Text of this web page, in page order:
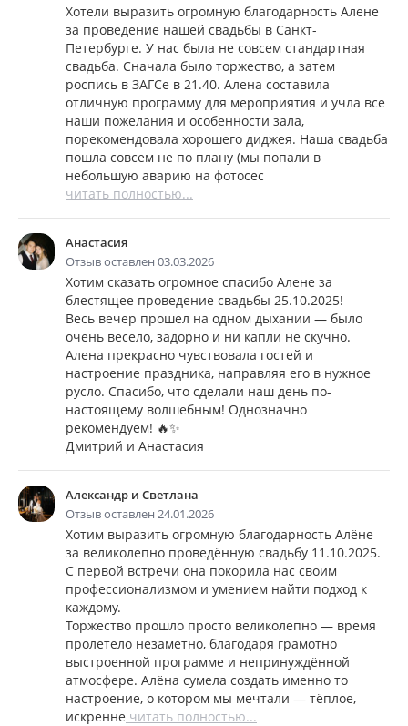
Хотели выразить огромную благодарность Алене
за проведение нашей свадьбы в Санкт-
Петербурге. У нас была не совсем стандартная
свадьба. Сначала было торжество, а затем
роспись в ЗАГСе в 21.40. Алена составила
отличную программу для мероприятия и учла все
наши пожелания и особенности зала,
порекомендовала хорошего диджея. Наша свадьба
пошла совсем не по плану (мы попали в
небольшую аварию на фотосес
читать полностью...
Анастасия
Отзыв оставлен 03.03.2026
Хотим сказать огромное спасибо Алене за
блестящее проведение свадьбы 25.10.2025!
Весь вечер прошел на одном дыхании — было
очень весело, задорно и ни капли не скучно.
Алена прекрасно чувствовала гостей и
настроение праздника, направляя его в нужное
русло. Спасибо, что сделали наш день по-
настоящему волшебным! Однозначно
рекомендуем! 🔥✨
Дмитрий и Анастасия
Александр и Светлана
Отзыв оставлен 24.01.2026
Хотим выразить огромную благодарность Алёне
за великолепно проведённую свадьбу 11.10.2025.
С первой встречи она покорила нас своим
профессионализмом и умением найти подход к
каждому.
Торжество прошло просто великолепно — время
пролетело незаметно, благодаря грамотно
выстроенной программе и непринуждённой
атмосфере. Алёна сумела создать именно то
настроение, о котором мы мечтали — тёплое,
искренне читать полностью...